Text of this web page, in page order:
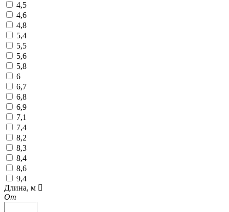
4,5
4,6
4,8
5,4
5,5
5,6
5,8
6
6,7
6,8
6,9
7,1
7,4
8,2
8,3
8,4
8,6
9,4
Длина, м
От